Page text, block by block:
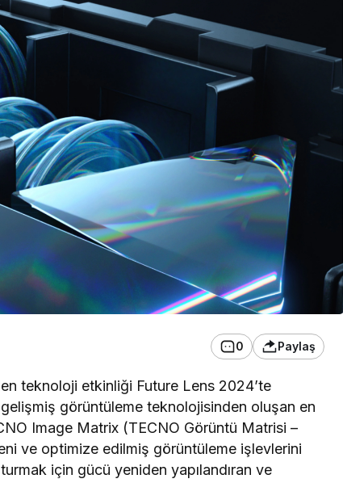
0 Paylaş
teknoloji etkinliği Future Lens 2024’te
görüntüleme teknolojisinden oluşan en
Image Matrix (TECNO Görüntü Matrisi –
ve optimize edilmiş görüntüleme işlevlerini
için gücü yeniden yapılandıran ve
6
boyut
Clip Türkiye’de: Açık
kulak teknolojisinde yeni
standart